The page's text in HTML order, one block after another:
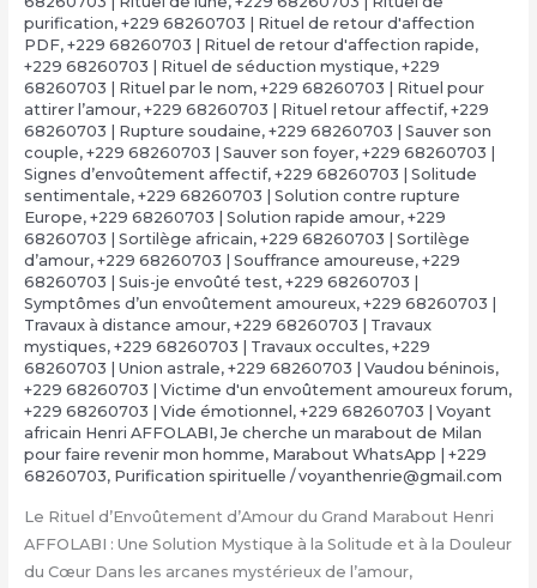
purification, +229 68260703 | Rituel de retour d'affection
PDF, +229 68260703 | Rituel de retour d'affection rapide,
+229 68260703 | Rituel de séduction mystique, +229
68260703 | Rituel par le nom, +229 68260703 | Rituel pour
attirer l’amour, +229 68260703 | Rituel retour affectif, +229
68260703 | Rupture soudaine, +229 68260703 | Sauver son
couple, +229 68260703 | Sauver son foyer, +229 68260703 |
Signes d’envoûtement affectif, +229 68260703 | Solitude
sentimentale, +229 68260703 | Solution contre rupture
Europe, +229 68260703 | Solution rapide amour, +229
68260703 | Sortilège africain, +229 68260703 | Sortilège
d’amour, +229 68260703 | Souffrance amoureuse, +229
68260703 | Suis-je envoûté test, +229 68260703 |
Symptômes d’un envoûtement amoureux, +229 68260703 |
Travaux à distance amour, +229 68260703 | Travaux
mystiques, +229 68260703 | Travaux occultes, +229
68260703 | Union astrale, +229 68260703 | Vaudou béninois,
+229 68260703 | Victime d'un envoûtement amoureux forum,
+229 68260703 | Vide émotionnel , +229 68260703 | Voyant
africain Henri AFFOLABI, Je cherche un marabout de Milan
pour faire revenir mon homme, Marabout WhatsApp | +229
68260703, Purification spirituelle /voyanthenrie@gmail.com
Le Rituel d’Envoûtement d’Amour du Grand Marabout Henri
AFFOLABI : Une Solution Mystique à la Solitude et à la Douleur
du Cœur Dans les arcanes mystérieux de l’amour,